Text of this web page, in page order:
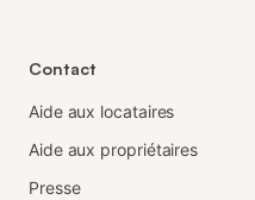
Contact
Aide aux locataires
Aide aux propriétaires
Presse